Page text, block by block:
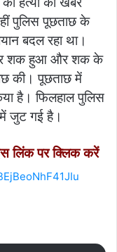
पुलिस पूछताछ के
बदल रहा था।
पर शक हुआ और शक के
की। पूछताछ में
है। फिलहाल पुलिस
में जुट गई है।
लिंक पर क्लिक करें